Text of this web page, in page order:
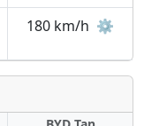
180 km/h ⚙️